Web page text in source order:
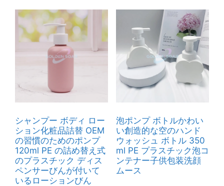
シャンプー ボディ ロー
ション化粧品詰替 OEM
の習慣のためのポンプ
120ml PE の詰め替え式
のプラスチック ディス
ペンサーびんが付いて
いるローションびん
泡ポンプ ボトルかわい
い創造的な空のハンド
ウォッシュ ボトル 350
ml PE プラスチック泡コ
ンテナー子供包装洗顔
ムース